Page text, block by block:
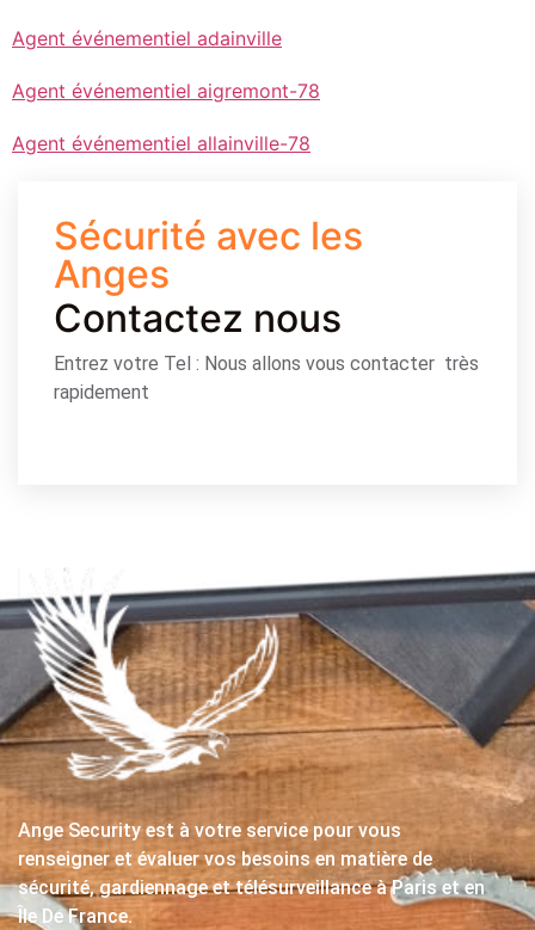
Agent événementiel adainville
Agent événementiel aigremont-78
Agent événementiel allainville-78
Sécurité avec les
Anges
Contactez nous
Entrez votre Tel : Nous allons vous contacter très
rapidement
Ange Security est à votre service pour vous
renseigner et évaluer vos besoins en matière de
sécurité, gardiennage et télésurveillance à Paris et en
Île De France.